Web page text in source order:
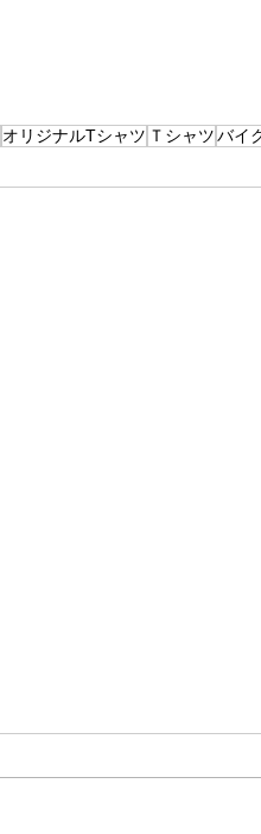
オリジナルTシャツ Ｔシャツバイ